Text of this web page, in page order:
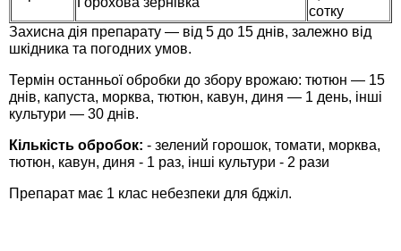
сотку
Захисна дія препарату — від 5 до 15 днів, залежно від
шкідника та погодних умов.
Термін останньої обробки до збору врожаю: тютюн — 15
днів, капуста, морква, тютюн, кавун, диня — 1 день, інші
культури — 30 днів.
Кількість обробок: - зелений горошок, томати, морква,
тютюн, кавун, диня - 1 раз, інші культури - 2 рази
Препарат має 1 клас небезпеки для бджіл.